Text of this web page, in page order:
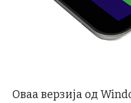
Оваа верзија од